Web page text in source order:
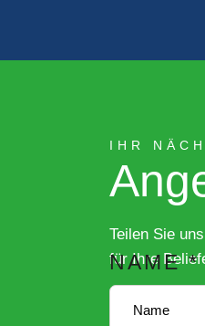
IHR
Teilen Sie
für Ihre
NAME*